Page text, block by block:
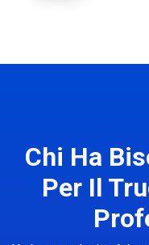
Chi Ha
Per Il